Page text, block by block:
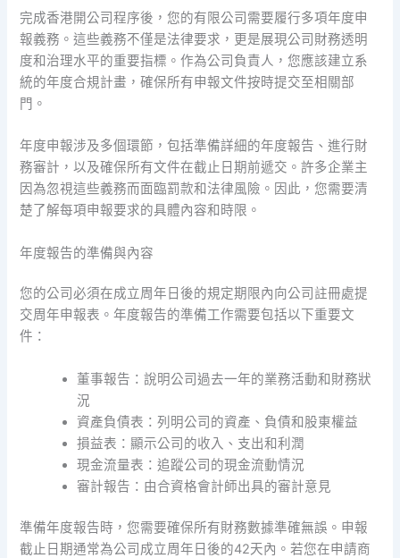
完成香港開公司程序後，您的有限公司需要履行多項年度申
報義務。這些義務不僅是法律要求，更是展現公司財務透明
度和治理水平的重要指標。作為公司負責人，您應該建立系
統的年度合規計畫，確保所有申報文件按時提交至相關部
門。
年度申報涉及多個環節，包括準備詳細的年度報告、進行財
務審計，以及確保所有文件在截止日期前遞交。許多企業主
因為忽視這些義務而面臨罰款和法律風險。因此，您需要清
楚了解每項申報要求的具體內容和時限。
年度報告的準備與內容
您的公司必須在成立周年日後的規定期限內向公司註冊處提
交周年申報表。年度報告的準備工作需要包括以下重要文
件：
董事報告：說明公司過去一年的業務活動和財務狀
況
資產負債表：列明公司的資產、負債和股東權益
損益表：顯示公司的收入、支出和利潤
現金流量表：追蹤公司的現金流動情況
審計報告：由合資格會計師出具的審計意見
準備年度報告時，您需要確保所有財務數據準確無誤。申報
截止日期通常為公司成立周年日後的42天內。若您在申請商